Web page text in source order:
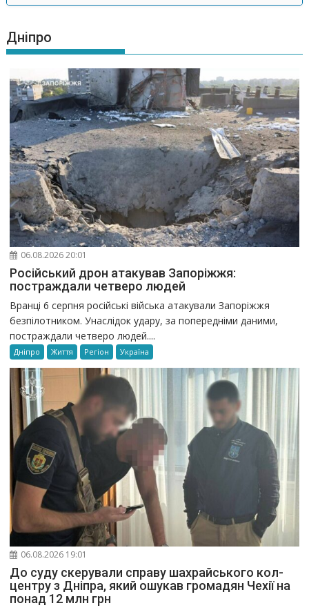
Дніпро
06.08.2026 20:01
Російський дрон атакував Запоріжжя:
постраждали четверо людей
Вранці 6 серпня російські війська атакували Запоріжжя
безпілотником. Унаслідок удару, за попередніми даними,
постраждали четверо людей....
Дніпро Життя Регіон Україна
06.08.2026 19:01
До суду скерували справу шахрайського кол-
центру з Дніпра, який ошукав громадян Чехії на
понад 12 млн грн